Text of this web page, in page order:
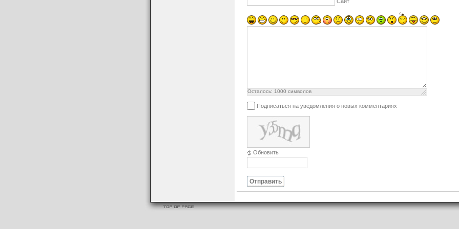
Осталось: 1000 символов
Подписаться на уведомления о новых комментариях
Обновить
Отправить